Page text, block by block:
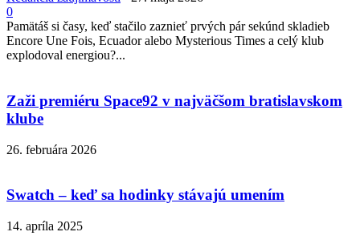
0
Pamätáš si časy, keď stačilo zaznieť prvých pár sekúnd skladieb
Encore Une Fois, Ecuador alebo Mysterious Times a celý klub
explodoval energiou?...
Zaži premiéru Space92 v najväčšom bratislavskom
klube
26. februára 2026
Swatch – keď sa hodinky stávajú umením
14. apríla 2025